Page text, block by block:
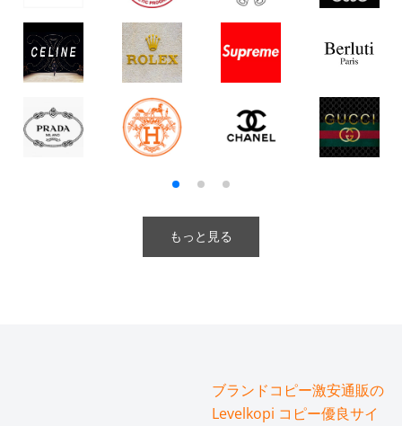
もっと見る
ブランドコピー激安通販の
Levelkopi コピー優良サイ